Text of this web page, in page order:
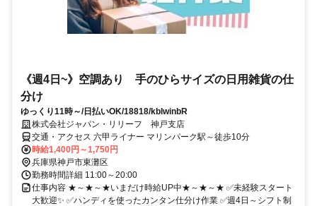
《週4日~》空調あり 手のひらサイズの日用雑貨の仕
分け
ゆっくり11時～/日払いOK/18818/kblwinbR
株式会社ジャパン・リリーフ 神戸支店
交通・アクセス 六甲ライナー マリンパーク駅～徒歩10分
時給1,400円～1,750円
兵庫県神戸市東灘区
勤務時間詳細 11:00～20:00
仕事内容 ★～★～★いまだけ時給UP中★～★～★ ✅未経験スタート
大歓迎✨ ✅ハンディを使ったカンタン仕分け作業 ✅週4日～シフト制